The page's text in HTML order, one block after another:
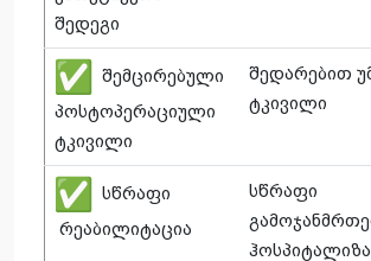
შედეგი
შემცირებული
პოსტოპერაციული
ტკივილი
შედარებით
ტკივილი
სწრაფი
რეაბილიტაცია
სწრაფი